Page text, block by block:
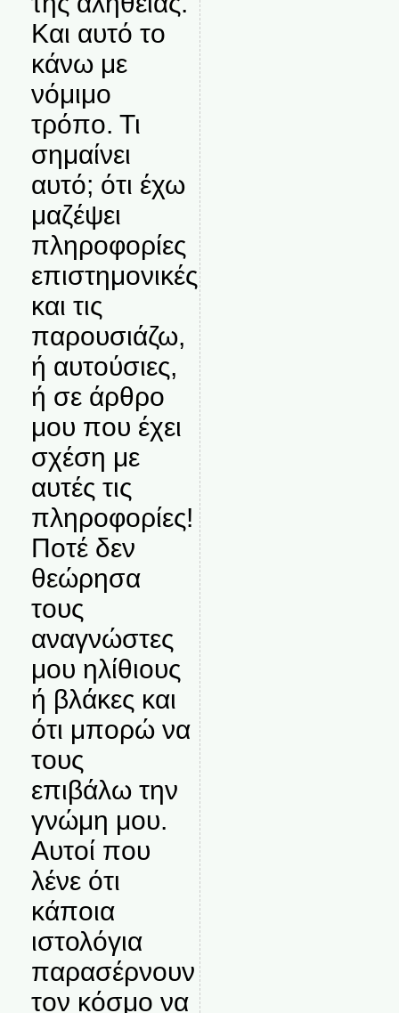
Και αυτό το
κάνω με
νόμιμο
τρόπο. Τι
σημαίνει
αυτό; ότι έχω
μαζέψει
πληροφορίες
επιστημονικές
και τις
παρουσιάζω,
ή αυτούσιες,
ή σε άρθρο
μου που έχει
σχέση με
αυτές τις
πληροφορίες!
Ποτέ δεν
θεώρησα
τους
αναγνώστες
μου ηλίθιους
ή βλάκες και
ότι μπορώ να
τους
επιβάλω την
γνώμη μου.
Αυτοί που
λένε ότι
κάποια
ιστολόγια
παρασέρνουν
τον κόσμο να